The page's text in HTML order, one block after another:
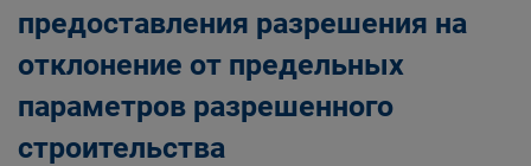
предоставления разрешения на
отклонение от предельных
параметров разрешенного
строительства